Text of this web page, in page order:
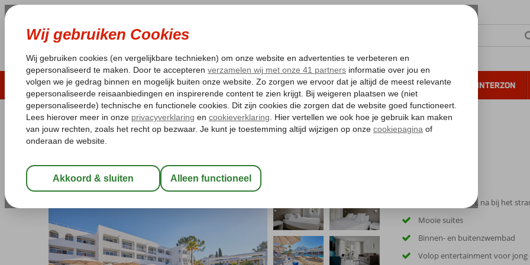
LAST MINUTE ZOMER 2026 ZONVAKANTIE VERRE REIZEN ALL INCLUSIVE WINTERZON
Pakketgarantie Laagsteprijsgarantie* Gratis annuleren*
Home
Spanje Balearen
Prinsotel Alba
Halfpension Hotel
Centraal gelegen, na bij het
Mooie suites
Binnen- en buitenzwembad
Volop entertainment voor jong